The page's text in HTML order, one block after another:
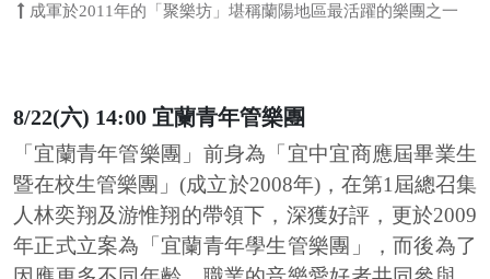
成軍於2011年的「聚樂坊」堪稱蘭陽地區最活躍的樂團之一
8/22(六) 14:00 宜蘭青年管樂團
「宜蘭青年管樂團」前身為「宜中宜商應屆畢業生
暨在校生管樂團」(成立於2008年)，在第1屆總召集
人林奕翔及游惟翔的帶領下，深獲好評，更於2009
年正式立案為「宜蘭青年學生管樂團」，而後為了